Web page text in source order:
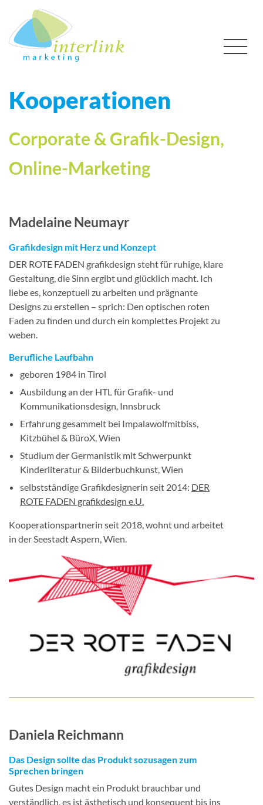
Kooperationen
Corporate & Grafik-Design,
Online-Marketing
Madelaine Neumayr
Grafikdesign mit Herz und Konzept
DER ROTE FADEN grafikdesign steht für ruhige, klare
Gestaltung, die Sinn ergibt und glücklich macht. Ich
liebe es, konzeptuell zu arbeiten und prägnante
Designs zu erstellen – sprich: Den optischen roten
Faden zu finden und durch ein komplettes Projekt zu
weben.
Berufliche Laufbahn
geboren 1984 in Tirol
Ausbildung an der HTL für Grafik- und
Kommunikationsdesign, Innsbruck
Erfahrung gesammelt bei Impalawolfmitbiss,
Kitzbühel & BüroX, Wien
Studium der Germanistik mit Schwerpunkt
Kinderliteratur & Bilderbuchkunst, Wien
selbstständige Grafikdesignerin seit 2014: DER
ROTE FADEN grafikdesign e.U.
Kooperationspartnerin seit 2018, wohnt und arbeitet
in der Seestadt Aspern, Wien.
Daniela Reichmann
Das Design sollte das Produkt sozusagen zum
Sprechen bringen
Gutes Design macht ein Produkt brauchbar und
verständlich, es ist ästhetisch und konsequent bis ins